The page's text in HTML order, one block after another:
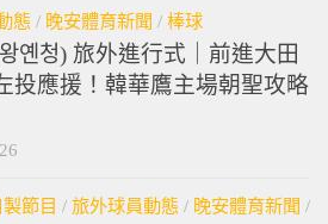
態 / 晚安體育新聞 / 棒球
옌청) 旅外進行式｜前進大田
投應援！韓華鷹主場朝聖攻略
節目 / 旅外球員動態 / 晚安體育新聞 /